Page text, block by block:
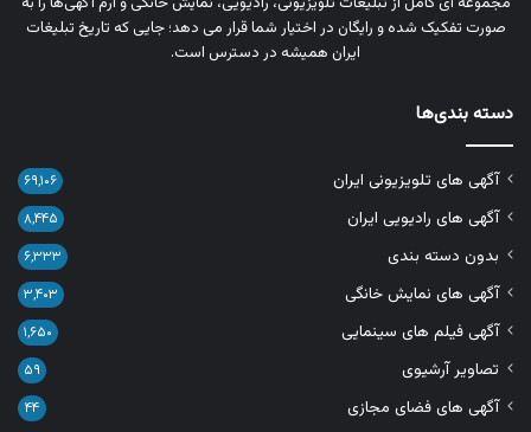
صورت تفکیک‌ شده و رایگان در اختیار شما قرار می‌ دهد؛ جایی که تاریخ تبلیغات
ایران همیشه در دسترس است.
دسته بندی‌ها
آگهی های تلویزیونی ایران ۶۹,۱۰۶
آگهی های رادیویی ایران ۸,۴۴۵
بدون دسته بندی ۶,۳۳۳
آگهی های نمایش خانگی ۳,۴۰۳
آگهی فیلم های سینمایی ۱,۶۵۰
تصاویر آرشیوی ۵۹
آگهی های فضای مجازی ۴۴